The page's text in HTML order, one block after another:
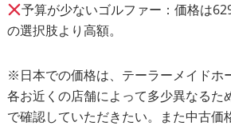
予算が少ないゴルファー：価格は
の選択肢より高額。
※日本での価格は、 テーラーメイドホ
各お近くの店舗によって多少異なるた
で確認していただきたい。また中古価